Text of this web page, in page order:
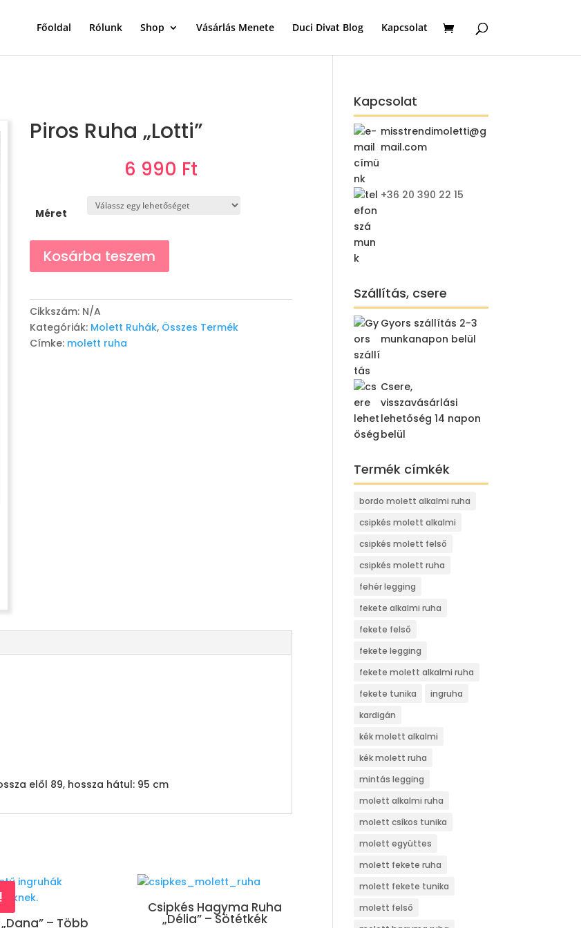
Főoldal Rólunk Shop Vásárlás Menete Duci Divat Blog Kapcsolat
Piros Ruha „Lotti”
6 990 Ft
Méret
RuhaKosárba teszem
Cikkszám: N/A
Kategóriák: Molett Ruhák, Összes Termék
Címke: molett ruha
elől 89, hossza hátul: 95 cm
– Több
Csipkés Hagyma Ruha
„Délia” – Sötétkék
Kapcsolat
misstrendimoletti@g
mail.com
+36 20 390 22 15
Szállítás, csere
Gyors szállítás 2-3
munkanapon belül
Csere,
visszavásárlási
lehetőség 14 napon
belül
Termék címkék
bordo molett alkalmi ruha
csipkés molett alkalmi
csipkés molett felső
csipkés molett ruha
fehér legging
fekete alkalmi ruha
fekete felső
fekete legging
fekete molett alkalmi ruha
fekete tunika
ingruha
kardigán
kék molett alkalmi
kék molett ruha
mintás legging
molett alkalmi ruha
molett csíkos tunika
molett együttes
molett fekete ruha
molett fekete tunika
molett felső